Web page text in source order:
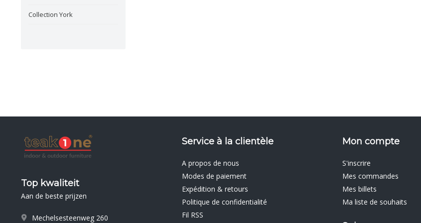
Collection York
Top kwaliteit
Aan de beste prijzen
Mechelsesteenweg 260
Service à la clientèle
A propos de nous
Modes de paiement
Expédition & retours
Politique de confidentialité
Fil RSS
Mon compte
S'inscrire
Mes commandes
Mes billets
Ma liste de souhaits